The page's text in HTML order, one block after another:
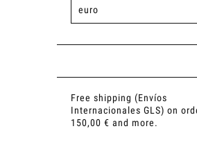
Free shipping (Envíos
Internacionales GLS) on
150,00 € and more.